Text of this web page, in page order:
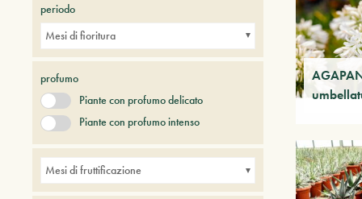
periodo
Mesi di fioritura
profumo
Piante con profumo delicato
Piante con profumo intenso
Mesi di fruttificazione